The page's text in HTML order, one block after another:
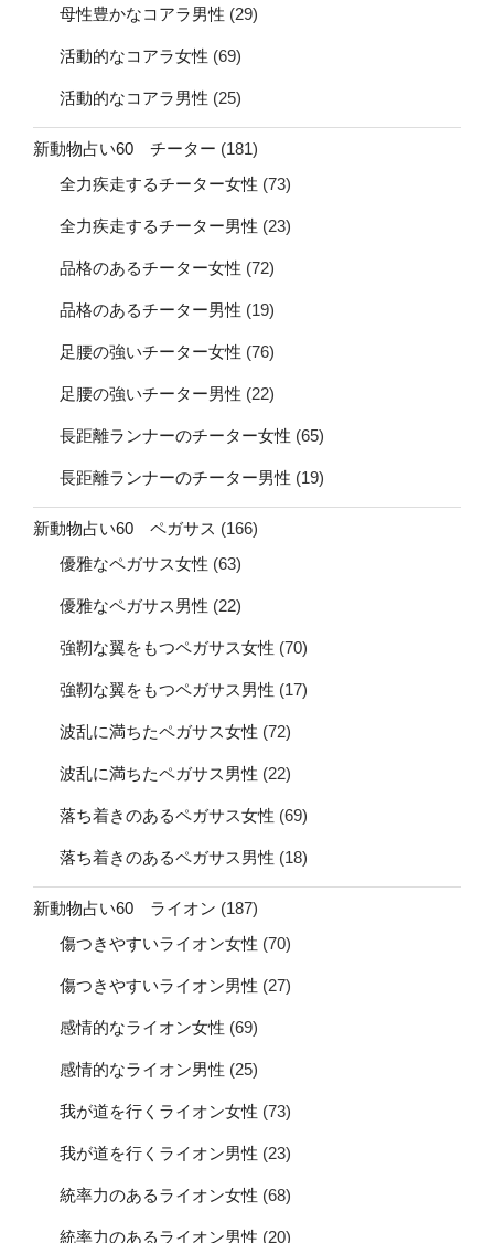
母性豊かなコアラ男性 (29)
活動的なコアラ女性 (69)
活動的なコアラ男性 (25)
新動物占い60 チーター (181)
全力疾走するチーター女性 (73)
全力疾走するチーター男性 (23)
品格のあるチーター女性 (72)
品格のあるチーター男性 (19)
足腰の強いチーター女性 (76)
足腰の強いチーター男性 (22)
長距離ランナーのチーター女性 (65)
長距離ランナーのチーター男性 (19)
新動物占い60 ペガサス (166)
優雅なペガサス女性 (63)
優雅なペガサス男性 (22)
強靭な翼をもつペガサス女性 (70)
強靭な翼をもつペガサス男性 (17)
波乱に満ちたペガサス女性 (72)
波乱に満ちたペガサス男性 (22)
落ち着きのあるペガサス女性 (69)
落ち着きのあるペガサス男性 (18)
新動物占い60 ライオン (187)
傷つきやすいライオン女性 (70)
傷つきやすいライオン男性 (27)
感情的なライオン女性 (69)
感情的なライオン男性 (25)
我が道を行くライオン女性 (73)
我が道を行くライオン男性 (23)
統率力のあるライオン女性 (68)
統率力のあるライオン男性 (20)